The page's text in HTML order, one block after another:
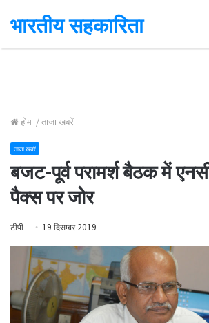
भारतीय सहकारिता
होम /ताजा खबरें
ताजा खबरें
बजट-पूर्व परामर्श बैठक में
पैक्स पर जोर
टीपी 19 दिसम्बर 2019